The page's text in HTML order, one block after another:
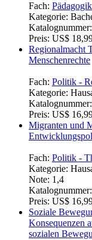
Fach:
Kategorie:
Katalognummer:
Preis: US$
Regionalmacht
Menschenrechte
Fach: Politik -
Kategorie:
Katalognummer:
Preis: US$
Migranten und
Fach: Politik -
Kategorie:
Note: 1,4
Katalognummer:
Preis: US$
Soziale
Konsequenzen
sozialen